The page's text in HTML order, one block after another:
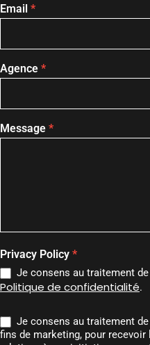
Email *
Agence *
Message *
Privacy Policy *
Je consens au traitement
Politique de confidentialité.
Je consens au traitement
fins de marketing, pour